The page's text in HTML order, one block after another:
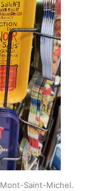
Saint-Michel.